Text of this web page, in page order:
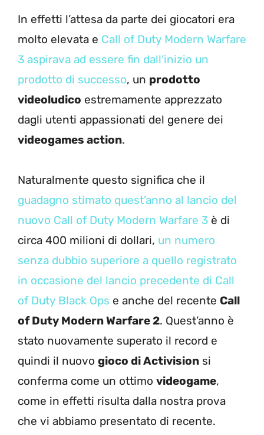
In effetti l’attesa da parte dei giocatori era
molto elevata e Call of Duty Modern Warfare
3 aspirava ad essere fin dall’inizio un
prodotto di successo, un prodotto
videoludico estremamente apprezzato
dagli utenti appassionati del genere dei
videogames action.
Naturalmente questo significa che il
guadagno stimato quest’anno al lancio del
nuovo Call of Duty Modern Warfare 3 è di
circa 400 milioni di dollari, un numero
senza dubbio superiore a quello registrato
in occasione del lancio precedente di Call
of Duty Black Ops e anche del recente Call
of Duty Modern Warfare 2. Quest’anno è
stato nuovamente superato il record e
quindi il nuovo gioco di Activision si
conferma come un ottimo videogame,
come in effetti risulta dalla nostra prova
che vi abbiamo presentato di recente.